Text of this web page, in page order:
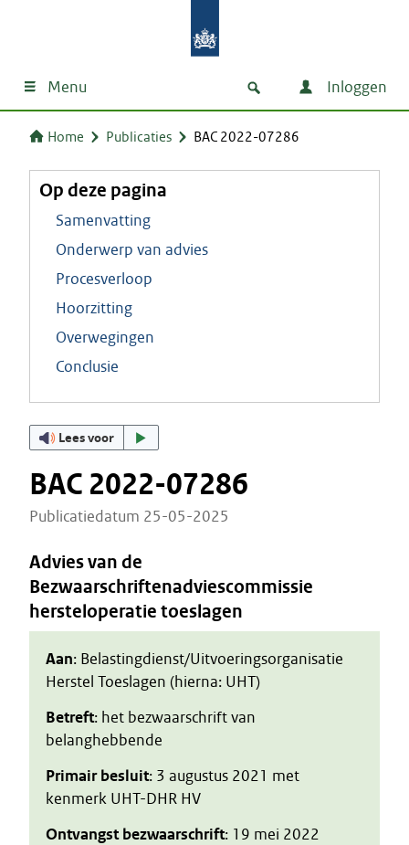
Menu Inloggen
Home Publicaties BAC 2022-07286
Op deze pagina
Samenvatting
Onderwerp van advies
Procesverloop
Hoorzitting
Overwegingen
Conclusie
Lees voor
BAC 2022-07286
Publicatiedatum 25-05-2025
Advies van de
Bezwaarschriftenadviescommissie
hersteloperatie toeslagen
Aan: Belastingdienst/Uitvoeringsorganisatie
Herstel Toeslagen (hierna: UHT)
Betreft: het bezwaarschrift van
belanghebbende
Primair besluit: 3 augustus 2021 met
kenmerk UHT-DHR HV
Ontvangst bezwaarschrift: 19 mei 2022